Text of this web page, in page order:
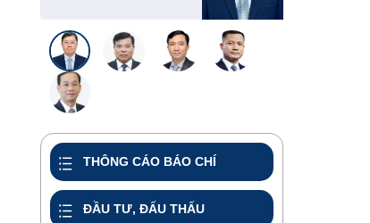
THÔNG CÁO BÁO CHÍ
ĐẦU TƯ, ĐẤU THẤU